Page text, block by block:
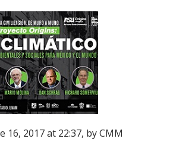
2017 at 22:37, byCMM